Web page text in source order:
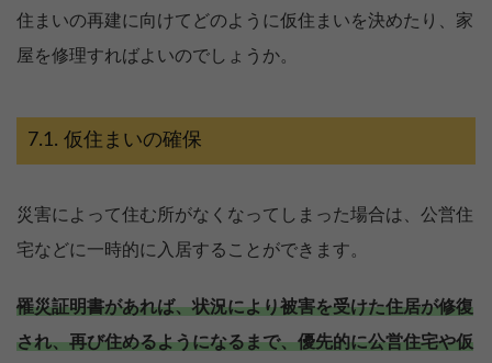
住まいの再建に向けてどのように仮住まいを決めたり、家
屋を修理すればよいのでしょうか。
仮住まいの確保
災害によって住む所がなくなってしまった場合は、公営住
宅などに一時的に入居することができます。
罹災証明書があれば、状況により被害を受けた住居が修復
され、再び住めるようになるまで、優先的に公営住宅や仮
無料診断スタート